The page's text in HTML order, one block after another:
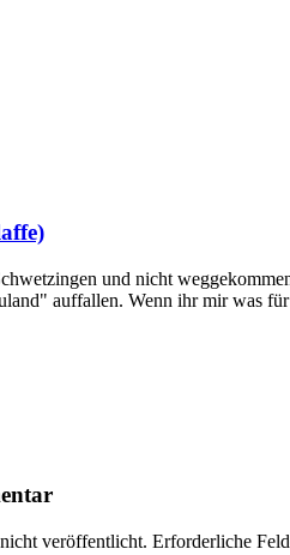
und nicht
auffallen. Wenn ihr mir was
veröffentlicht. Erforderliche